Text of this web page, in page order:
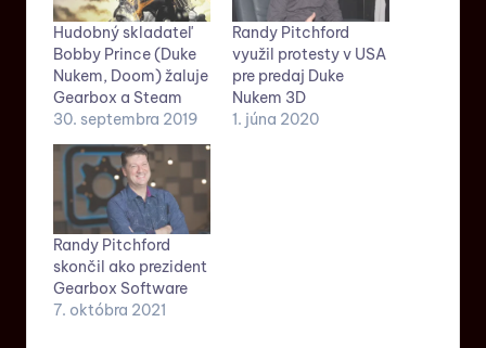
Hudobný skladateľ
Bobby Prince (Duke
Nukem, Doom) žaluje
Gearbox a Steam
30. septembra 2019
Randy Pitchford
využil protesty v USA
pre predaj Duke
Nukem 3D
1. júna 2020
Randy Pitchford
skončil ako prezident
Gearbox Software
7. októbra 2021